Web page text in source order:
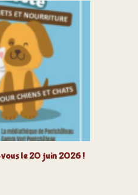
le 20 juin 2026 !